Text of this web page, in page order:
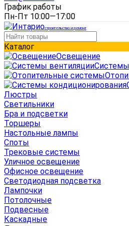
График работы
Пн-Пт 10:00—17:00
строительство и ремонт
Каталог
Освещение
Люстры
Светильники
Бра и подсветки
Торшеры
Настольные лампы
Споты
Трековые системы
Уличное освещение
Офисное освещение
Светодиодная подсветка
Лампочки
Потолочные
Подвесные
Каскадные